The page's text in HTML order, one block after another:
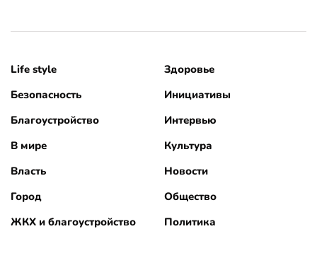
Life style
Безопасность
Благоустройство
В мире
Власть
Город
ЖКХ и благоустройство
Здоровье
Инициативы
Интервью
Культура
Новости
Общество
Политика